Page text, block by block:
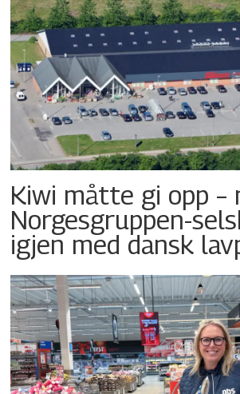
Kiwi måtte gi opp –
Norgesgruppen-
igjen med dansk